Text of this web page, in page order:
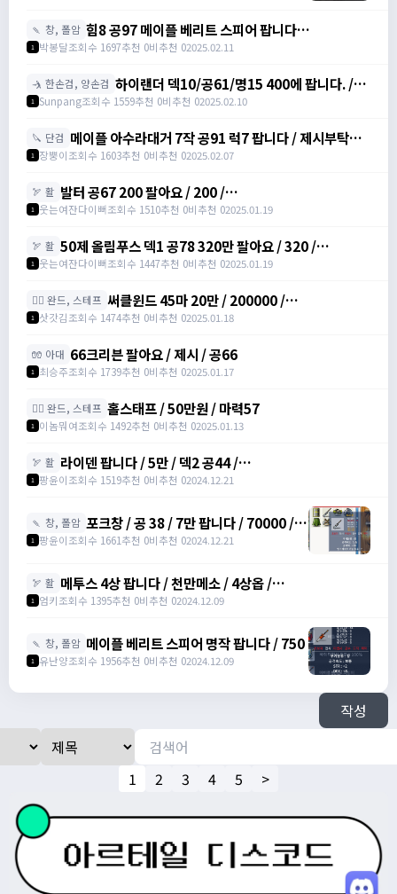
🍡 창, 폴암 힘8 공97 메이플 베리트 스피어 팝니다
https://open.kakao.com/o/gZBfyJ6f /
1 박봉달조회수 1697추천 0비추천 02025.02.11
🤺 한손검, 양손검 하이랜더 덱10/공61/명15 400에 팝니다. /
4000000
1 Sunpang조회수 1559추천 0비추천 02025.02.10
🔪 단검 메이플 아수라대거 7작 공91 럭7 팝니다 / 제시부탁드
려요 / 아수라대거
1 장뿡이조회수 1603추천 0비추천 02025.02.07
🏹 활 발터 공67 200 팔아요 / 200 /
https://open.kakao.com/o/sudvnjbh
1 웃는여잔다이뻐조회수 1510추천 0비추천 02025.01.19
🏹 활 50제 올림푸스 덱1 공78 320만 팔아요 / 320 /
https://open.kakao.com/o/sudvnjbh
1 웃는여잔다이뻐조회수 1447추천 0비추천 02025.01.19
🧙‍♀️ 완드, 스테프 써클윈드 45마 20만 / 200000 /
https://open.kakao.com/o/sqsdWdbh
1 삿갓김조회수 1474추천 0비추천 02025.01.18
🧤 아대 66크리븐 팔아요 / 제시 / 공66
1 최승주조회수 1739추천 0비추천 02025.01.17
🧙‍♀️ 완드, 스테프 홀스태프 / 50만원 / 마력57
1 이놈뭐여조회수 1492추천 0비추천 02025.01.13
🏹 활 라이덴 팝니다 / 5만 / 덱2 공44 /
https://open.kakao.com/o/szTBqf6g
1 팡윤이조회수 1519추천 0비추천 02024.12.21
🍡 창, 폴암 포크창 / 공 38 / 7만 팝니다 / 70000 /
포크 창 /
https://open.kakao.com/o/szTBqf6g
1 팡윤이조회수 1661추천 0비추천 02024.12.21
🏹 활 메투스 4상 팝니다 / 천만메소 / 4상옵 /
https://open.kakao.com/o/srDmv3Wf
1 엄키조회수 1395추천 0비추천 02024.12.09
🍡 창, 폴암 메이플 베리트 스피어 명작 팝니다 / 750
1 유난양조회수 1956추천 0비추천 02024.12.09
작성
1 2 3 4 5 >